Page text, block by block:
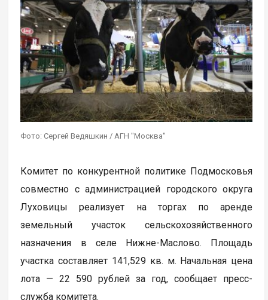
Фото: Сергей Ведяшкин / АГН "Москва"
Комитет по конкурентной политике Подмосковья
совместно с администрацией городского округа
Луховицы реализует на торгах по аренде
земельный участок сельскохозяйственного
назначения в селе Нижне-Маслово. Площадь
участка составляет 141,529 кв. м. Начальная цена
лота — 22 590 рублей за год, сообщает пресс-
служба комитета.